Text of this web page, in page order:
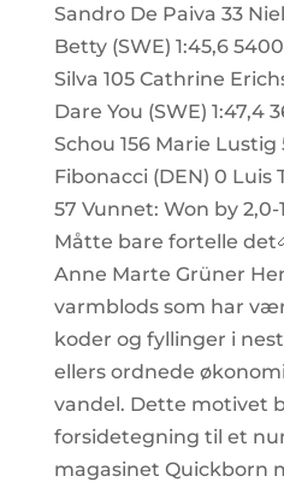
Sandro De Paiva 33
Betty (SWE) 1:45,6
Silva 105 Cathrine
Dare You (SWE) 1:47,4
Schou 156 Marie
Fibonacci (DEN) 0 Luis
57 Vunnet: Won by
Måtte bare fortelle
Anne Marte Grüner
varmblods som har
koder og fyllinger i
ellers ordnede
vandel. Dette motivet
forsidetegning til et
magasinet Quickborn